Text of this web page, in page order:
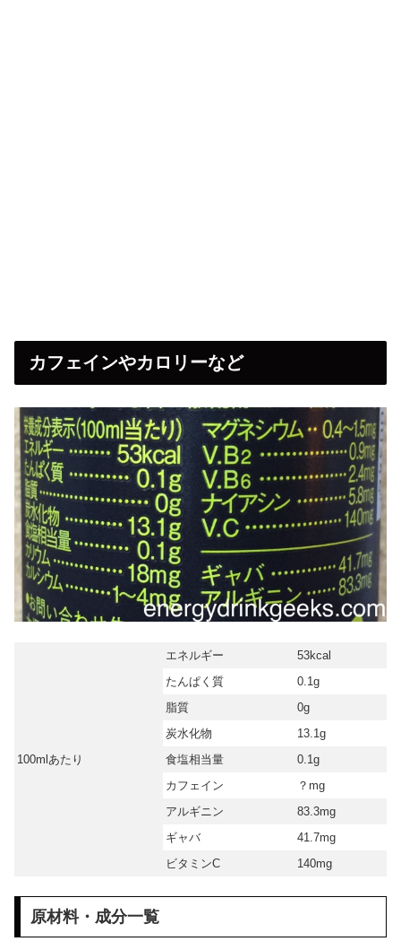
カフェインやカロリーなど
100mlあたり
エネルギー
53kcal
たんぱく質
0.1g
脂質
0g
炭水化物
13.1g
食塩相当量
0.1g
カフェイン
？mg
アルギニン
83.3mg
ギャバ
41.7mg
ビタミンC
140mg
原材料・成分一覧